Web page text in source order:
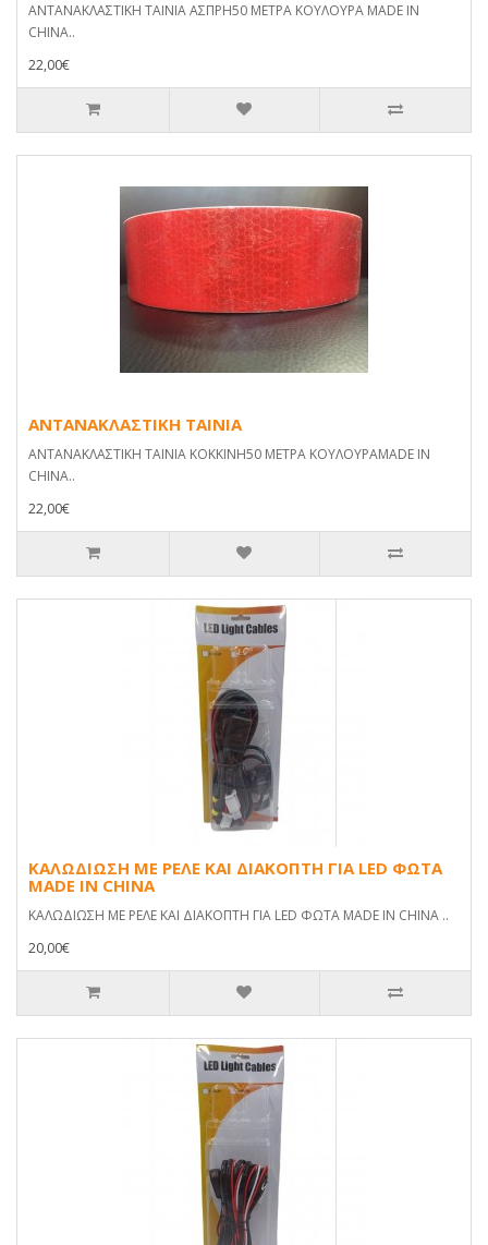
ΑΝΤΑΝΑΚΛΑΣΤΙΚΗ ΤΑΙΝΙΑ ΑΣΠΡΗ50 ΜΕΤΡΑ ΚΟΥΛΟΥΡΑ MADE IN
CHINA..
22,00€
ΑΝΤΑΝΑΚΛΑΣΤΙΚΗ ΤΑΙΝΙΑ
ΑΝΤΑΝΑΚΛΑΣΤΙΚΗ ΤΑΙΝΙΑ ΚΟΚΚΙΝΗ50 ΜΕΤΡΑ ΚΟΥΛΟΥΡΑMADE IN
CHINA..
22,00€
ΚΑΛΩΔΙΩΣΗ ΜΕ ΡΕΛΕ ΚΑΙ ΔΙΑΚΟΠΤΗ ΓΙΑ LED ΦΩΤΑ
MADE IN CHINA
ΚΑΛΩΔΙΩΣΗ ΜΕ ΡΕΛΕ ΚΑΙ ΔΙΑΚΟΠΤΗ ΓΙΑ LED ΦΩΤΑ MADE IN CHINA ..
20,00€